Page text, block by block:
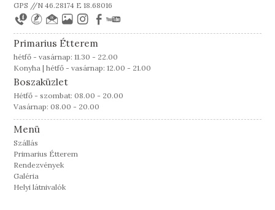
GPS //N 46.28174 E 18.68016
Primarius Étterem
hétfő - vasárnap: 11.30 - 22.00
Konyha | hétfő - vasárnap: 12.00 - 21.00
Boszaküzlet
Hétfő - szombat: 08.00 - 20.00
Vasárnap: 08.00 - 20.00
Menü
Szállás
Primarius Étterem
Rendezvények
Galéria
Helyi látnivalók